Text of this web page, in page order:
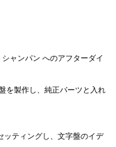
ャンパン へのアフターダイ
を製作し、純正パーツと入れ
ッティングし、文字盤のイデ